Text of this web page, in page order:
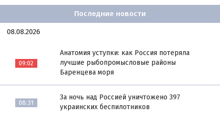
Последние новости
08.08.2026
09:02
Анатомия уступки: как Россия потеряла
лучшие рыбопромысловые районы
Баренцева моря
08:31
За ночь над Россией уничтожено 397
украинских беспилотников